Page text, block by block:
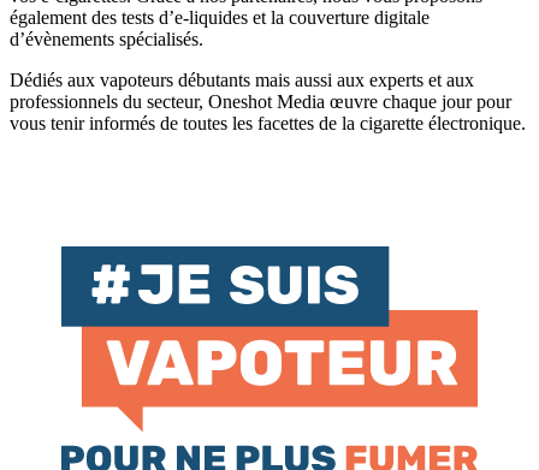
également des tests d’e-liquides et la couverture digitale
d’évènements spécialisés.
Dédiés aux vapoteurs débutants mais aussi aux experts et aux
professionnels du secteur, Oneshot Media œuvre chaque jour pour
vous tenir informés de toutes les facettes de la cigarette électronique.